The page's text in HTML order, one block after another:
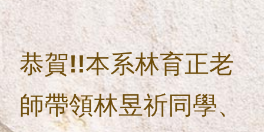
恭賀!!本系林育正老
師帶領林昱祈同學、